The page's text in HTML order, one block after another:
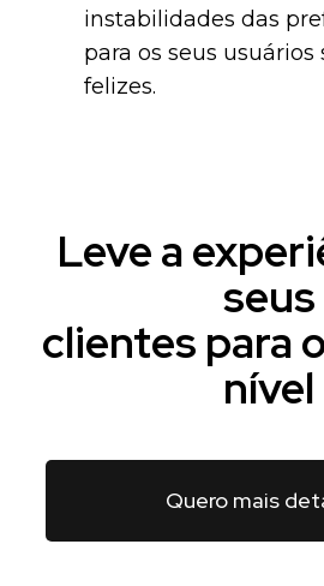
instabilidades das
para os seus
felizes.
Leve a
seus
clientes para
nível
Quero mais